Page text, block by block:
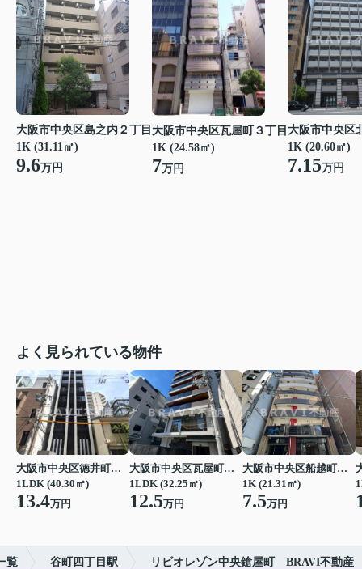
大阪市中央区島之内２丁目
1K (31.11㎡)
9.6万円
大阪市中央区瓦屋町３丁目
1K (24.58㎡)
7万円
大阪市中央区
1K (20.60㎡)
7.15万円
よく見られている物件
大阪市中央区徳井町２丁目
1LDK (40.30㎡)
13.4万円
大阪市中央区瓦屋町１丁目
1LDK (32.25㎡)
12.5万円
大阪市中央区船越町２丁目
1K (21.31㎡)
7.5万円
覧 谷町四丁目駅 リビオレゾン中央鎗屋町 BRAVI不動産